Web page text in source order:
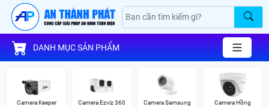
DANH MỤC SẢN PHẨM
Camera Keeper Camera Ezviz 360
Camera Samsung
Camera Hồng